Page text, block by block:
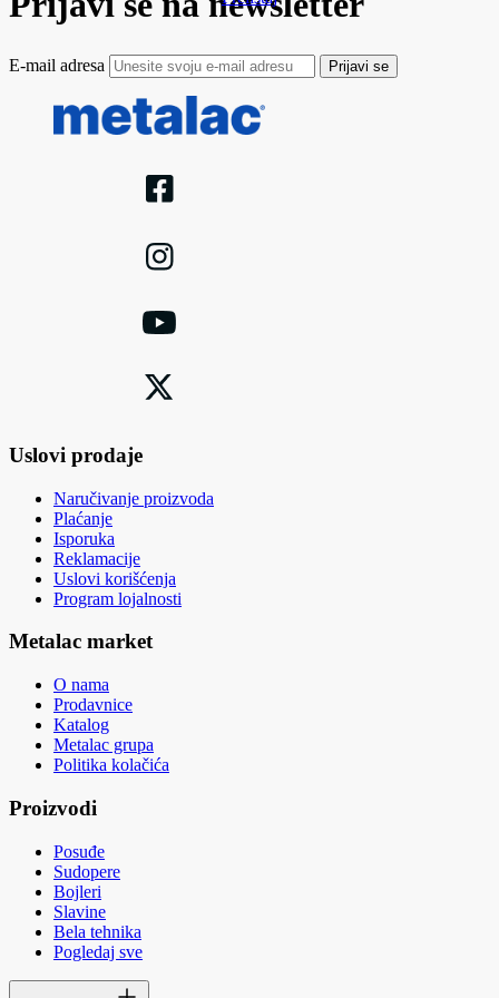
E-mail adresa Prijavi se
Uslovi prodaje
Naručivanje proizvoda
Plaćanje
Isporuka
Reklamacije
Uslovi korišćenja
Program lojalnosti
Metalac market
O nama
Prodavnice
Katalog
Metalac grupa
Politika kolačića
Proizvodi
Posuđe
Sudopere
Bojleri
Slavine
Bela tehnika
Pogledaj sve